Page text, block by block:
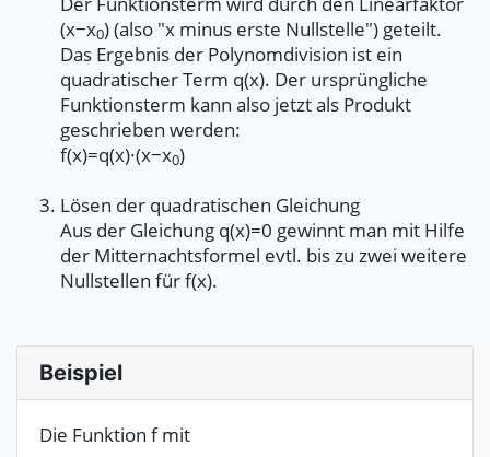
(x−x0) (also "x minus erste Nullstelle") geteilt.
Das Ergebnis der Polynomdivision ist ein
quadratischer Term q(x). Der ursprüngliche
Funktionsterm kann also jetzt als Produkt
geschrieben werden:
f(x)=q(x)·(x−x0)
Lösen der quadratischen Gleichung
Aus der Gleichung q(x)=0 gewinnt man mit Hilfe
der Mitternachtsformel evtl. bis zu zwei weitere
Nullstellen für f(x).
Beispiel
Die Funktion f mit